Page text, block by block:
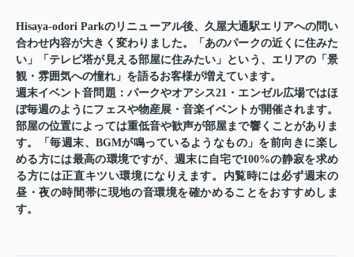
Hisaya-odori Parkのリニューアル後、久屋大通駅エリアへの問い
合わせ内容が大きく変わりました。「あのパークの近くに住みた
い」「テレビ塔が見える部屋に住みたい」という、エリアの「景
観・雰囲気への憧れ」を語るお客様が増えています。
週末イベント音問題 ：パークやオアシス21・エンゼル広場ではほ
ぼ毎週のようにフェスや物産展・音楽イベントが開催されます。
部屋の位置によっては重低音や歓声が部屋まで響くことがありま
す。「毎週末、BGMが鳴っているようなもの」を前向きに楽し
める方には最高の環境ですが、週末に自宅で100%の静寂を求め
る方には正直キツい環境になりえます。内覧時には必ず週末の
昼・夜の時間帯に現地の音環境を確かめることをおすすめしま
す。